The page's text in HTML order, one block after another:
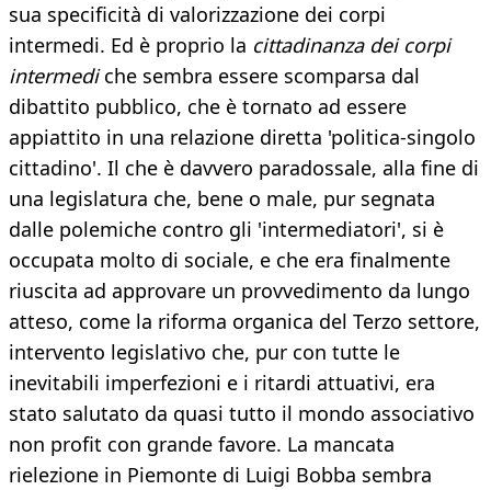
sua specificità di valorizzazione dei corpi
intermedi. Ed è proprio la cittadinanza dei corpi
intermediche sembra essere scomparsa dal
dibattito pubblico, che è tornato ad essere
appiattito in una relazione diretta 'politica-singolo
cittadino'. Il che è davvero paradossale, alla fine di
una legislatura che, bene o male, pur segnata
dalle polemiche contro gli 'intermediatori', si è
occupata molto di sociale, e che era finalmente
riuscita ad approvare un provvedimento da lungo
atteso, come la riforma organica del Terzo settore,
intervento legislativo che, pur con tutte le
inevitabili imperfezioni e i ritardi attuativi, era
stato salutato da quasi tutto il mondo associativo
non profit con grande favore. La mancata
rielezione in Piemonte di Luigi Bobba sembra